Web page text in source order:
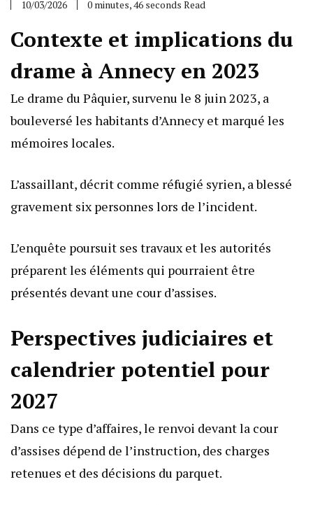
10/03/2026 0 minutes, 46 seconds Read
Contexte et implications du
drame à Annecy en 2023
Le drame du Pâquier, survenu le 8 juin 2023, a
bouleversé les habitants d’Annecy et marqué les
mémoires locales.
L’assaillant, décrit comme réfugié syrien, a blessé
gravement six personnes lors de l’incident.
L’enquête poursuit ses travaux et les autorités
préparent les éléments qui pourraient être
présentés devant une cour d’assises.
Perspectives judiciaires et
calendrier potentiel pour
2027
Dans ce type d’affaires, le renvoi devant la cour
d’assises dépend de l’instruction, des charges
retenues et des décisions du parquet.